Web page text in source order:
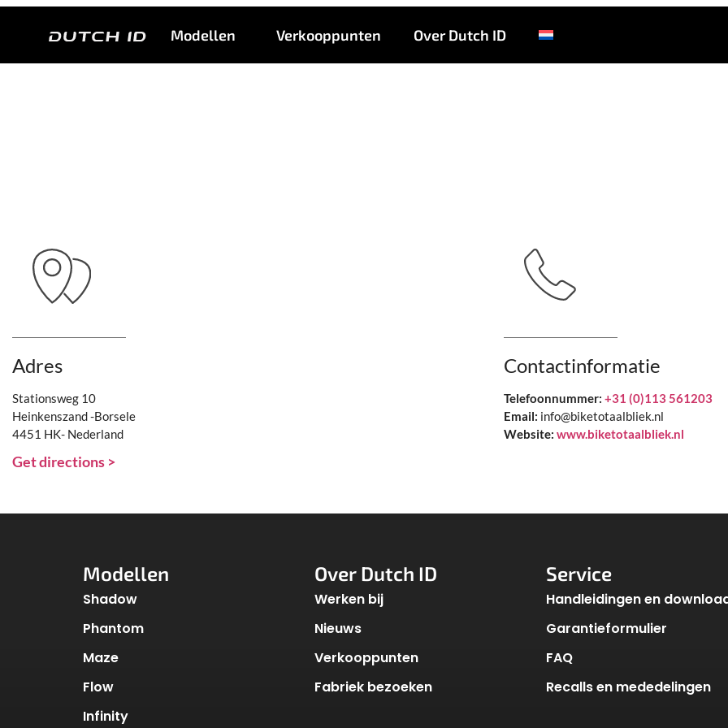
Modellen Verkooppunten Over Dutch ID
Bike Totaal Bliek
Adres
Stationsweg 10
Heinkenszand -Borsele
4451 HK- Nederland
Get directions >
Contactinformatie
Telefoonnummer: +31 (0)113 561203
Email: info@biketotaalbliek.nl
Website: www.biketotaalbliek.nl
Modellen
Shadow
Phantom
Maze
Flow
Infinity
Over Dutch ID
Werken bij
Nieuws
Verkooppunten
Fabriek bezoeken
Service
Handleidingen en
Garantieformulier
FAQ
Recalls en mededelingen